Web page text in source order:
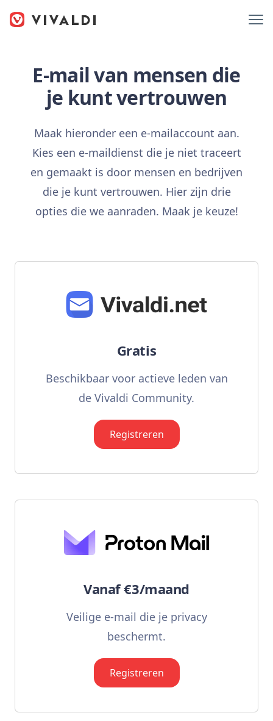
E-mail van mensen die
je kunt vertrouwen
Maak hieronder een e-mailaccount aan.
Kies een e-maildienst die je niet traceert
en gemaakt is door mensen en bedrijven
die je kunt vertrouwen. Hier zijn drie
opties die we aanraden. Maak je keuze!
Gratis
Beschikbaar voor actieve leden van
de Vivaldi Community.
Registreren
Vanaf €3/maand
Veilige e-mail die je privacy
beschermt.
Registreren